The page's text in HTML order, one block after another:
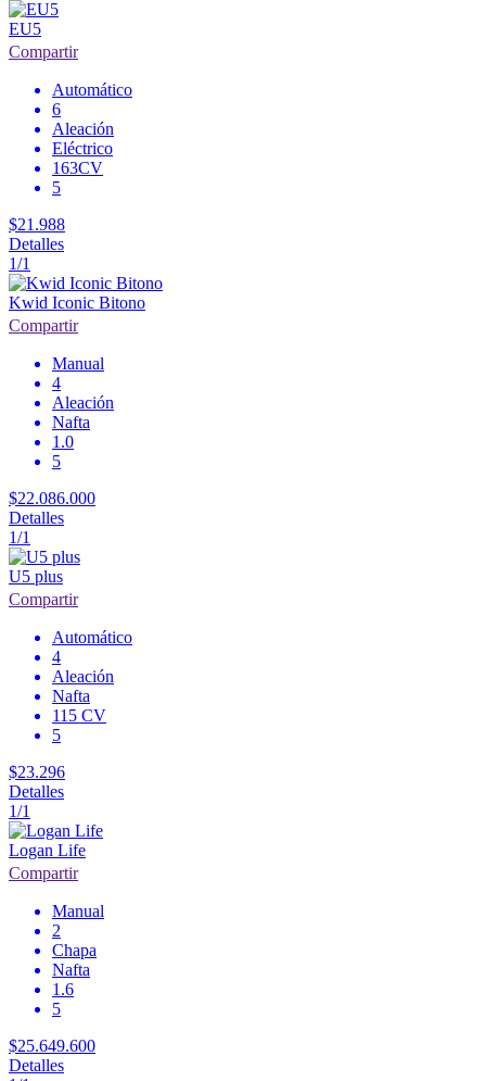
EU5
Compartir
Automático
6
Aleación
Eléctrico
163CV
5
$21.988
Detalles
1/1
Kwid Iconic Bitono
Compartir
Manual
4
Aleación
Nafta
1.0
5
$22.086.000
Detalles
1/1
U5 plus
Compartir
Automático
4
Aleación
Nafta
115 CV
5
$23.296
Detalles
1/1
Logan Life
Compartir
Manual
2
Chapa
Nafta
1.6
5
$25.649.600
Detalles